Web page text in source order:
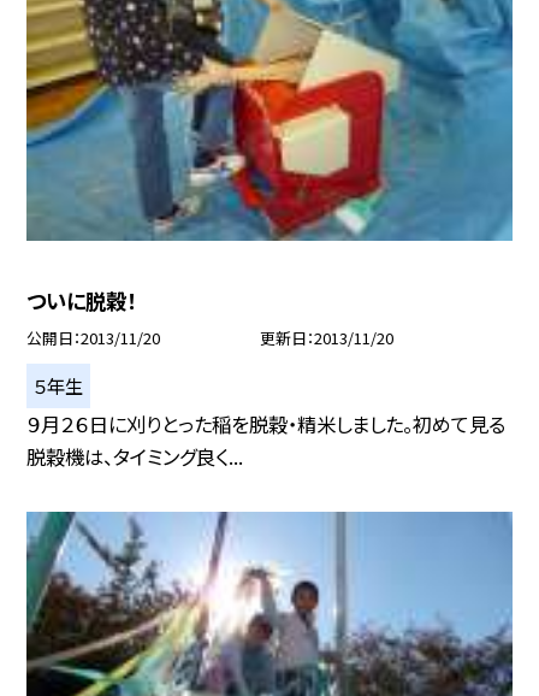
ついに脱穀！
公開日 2013/11/20 更新日 2013/11/20
５年生
９月２６日に刈りとった稲を脱穀・精米しました。初めて見る
脱穀機は、タイミング良く...